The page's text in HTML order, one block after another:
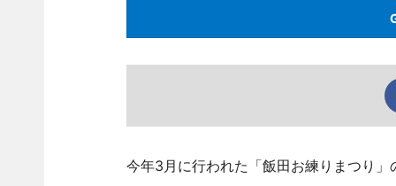
今年3月に行われた「飯田お練りまつり